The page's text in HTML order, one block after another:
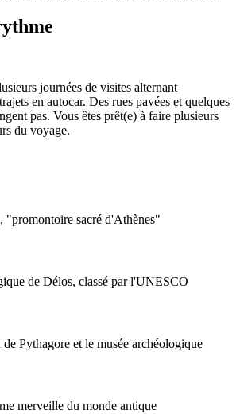
journées de visites alternant
en autocar. Des rues pavées et quelques
pas. Vous êtes prêt(e) à faire plusieurs
du voyage.
"promontoire sacré d'Athènes"
de Délos, classé par l'UNESCO
de Pythagore et le musée archéologique
merveille du monde antique